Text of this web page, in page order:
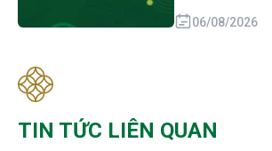
06/08/2026
TIN TỨC LIÊN QUAN